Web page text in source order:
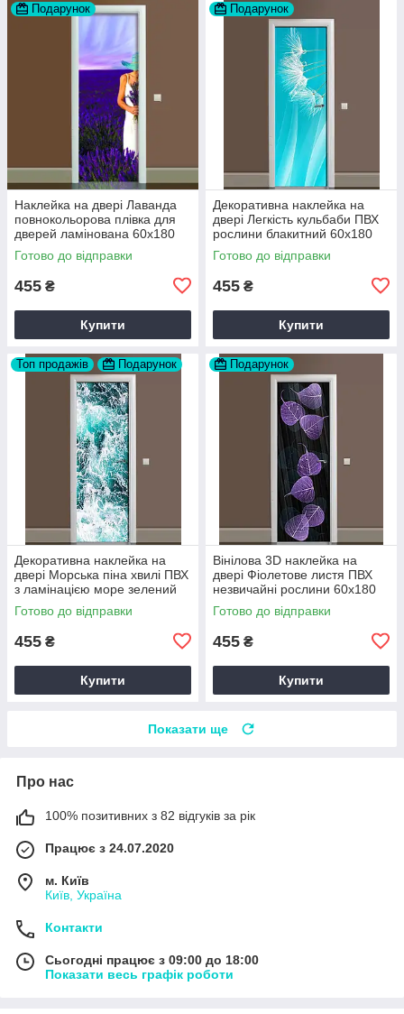
Подарунок
Наклейка на двері Лаванда
повнокольорова плівка для
дверей ламінована 60х180
см Happy Pocket Z180078
Готово до відправки
455 ₴
Купити
Подарунок
Декоративна наклейка на
двері Легкість кульбаби ПВХ
рослини блакитний 60х180
см Happy Pocket Z184233
Готово до відправки
455 ₴
Купити
Топ продажів Подарунок
Декоративна наклейка на
двері Морська піна хвилі ПВХ
з ламінацією море зелений
60х180 см Happy Pocket
Z183545
Готово до відправки
455 ₴
Купити
Подарунок
Вінілова 3D наклейка на
двері Фіолетове листя ПВХ
незвичайні рослини 60х180
см Happy Pocket Z181567
Готово до відправки
455 ₴
Купити
Показати ще
Про нас
100% позитивних з 82 відгуків за рік
Працює з 24.07.2020
м. Київ
Київ, Україна
Контакти
Сьогодні працює з 09:00 до 18:00
Показати весь графік роботи